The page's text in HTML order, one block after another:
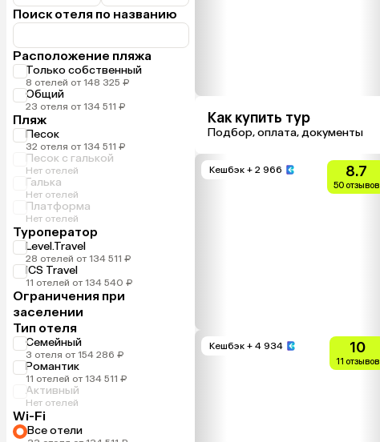
Поиск отеля по названию
Расположение пляжа
Только собственный
8 отелей от 148 325 ₽
Общий
23 отеля от 134 511 ₽
Пляж
Песок
32 отеля от 134 511 ₽
Песок с галькой
Нет отелей
Галька
Нет отелей
Платформа
Нет отелей
Туроператор
Level.Travel
28 отелей от 134 511 ₽
ICS Travel
11 отелей от 134 540 ₽
Ограничения при
заселении
Тип отеля
Семейный
3 отеля от 154 286 ₽
Романтик
11 отелей от 134 511 ₽
Активный
Нет отелей
Wi-Fi
Все отели
Как купить тур
Подбор, оплата, документы
Кешбэк + 2 966 8.7
50 отзывов
Кешбэк + 4 934 10
11 отзывов